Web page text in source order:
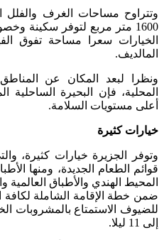
1600 متر مربع لتوفر سكينة
الخيارات سعرا مساحة تفوق
المالديف.
ونظرا لبعد المكان عن المناطق
المحلية، فإن البحيرة
أعلى مستويات السلامة.
خيارات كثيرة
وتوفر الجزيرة خيارات كثيرة،
قوائم الطعام الجديدة، ومنها
المحيط الهندي والأطباق العالمية
ضمن خطة الإقامة الشاملة لكافة
إلى 11 ليلا.